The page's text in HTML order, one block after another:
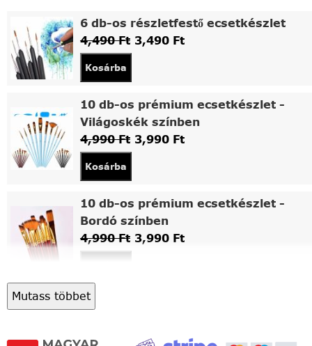
6 db-os részletfestő ecsetkészlet
4,490Ft 3,490 Ft
Kosárba
10 db-os prémium ecsetkészlet -
Világoskék színben
4,990Ft 3,990 Ft
Kosárba
10 db-os prémium ecsetkészlet -
Bordó színben
4,990Ft 3,990 Ft
Asztali fa festőállvány
Mutass többet